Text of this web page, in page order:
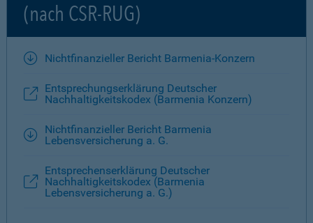
(nach CSR-RUG)
Nichtfinanzieller Bericht Barmenia-Konzern
Entsprechungserklärung Deutscher
Nachhaltigkeitskodex (Barmenia Konzern)
Nichtfinanzieller Bericht Barmenia
Lebensversicherung a. G.
Entsprechenserklärung Deutscher
Nachhaltigkeitskodex (Barmenia
Lebensversicherung a. G.)